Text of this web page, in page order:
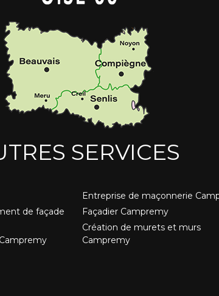
SERVICES
de façade
Entreprise de maçonnerie
Façadier Campremy
Création de murets et murs
Campremy